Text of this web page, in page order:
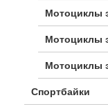
Мотоциклы
Мотоциклы
Мотоциклы
Спортбайки